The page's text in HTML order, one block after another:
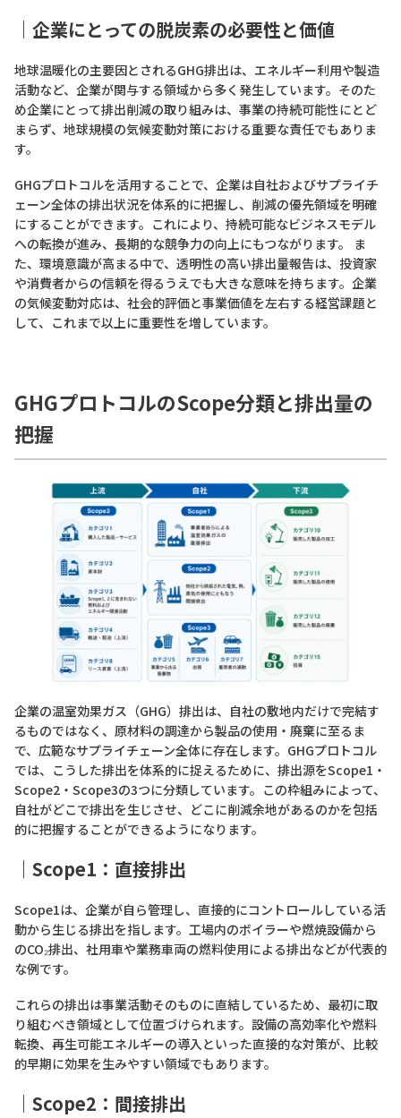
｜企業にとっての脱炭素の必要性と価値
地球温暖化の主要因とされるGHG排出は、エネルギー利用や製造
活動など、企業が関与する領域から多く発生しています。そのた
め企業にとって排出削減の取り組みは、事業の持続可能性にとど
まらず、地球規模の気候変動対策における重要な責任でもありま
す。
GHGプロトコルを活用することで、企業は自社およびサプライチ
ェーン全体の排出状況を体系的に把握し、削減の優先領域を明確
にすることができます。これにより、持続可能なビジネスモデル
への転換が進み、長期的な競争力の向上にもつながります。 ま
た、環境意識が高まる中で、透明性の高い排出量報告は、投資家
や消費者からの信頼を得るうえでも大きな意味を持ちます。企業
の気候変動対応は、社会的評価と事業価値を左右する経営課題と
して、これまで以上に重要性を増しています。
GHGプロトコルのScope分類と排出量の
把握
企業の温室効果ガス（GHG）排出は、自社の敷地内だけで完結す
るものではなく、原材料の調達から製品の使用・廃棄に至るま
で、広範なサプライチェーン全体に存在します。GHGプロトコル
では、こうした排出を体系的に捉えるために、排出源をScope1・
Scope2・Scope3の3つに分類しています。この枠組みによって、
自社がどこで排出を生じさせ、どこに削減余地があるのかを包括
的に把握することができるようになります。
｜Scope1：直接排出
Scope1は、企業が自ら管理し、直接的にコントロールしている活
動から生じる排出を指します。工場内のボイラーや燃焼設備から
のCO₂排出、社用車や業務車両の燃料使用による排出などが代表的
な例です。
これらの排出は事業活動そのものに直結しているため、最初に取
り組むべき領域として位置づけられます。設備の高効率化や燃料
転換、再生可能エネルギーの導入といった直接的な対策が、比較
的早期に効果を生みやすい領域でもあります。
｜Scope2：間接排出